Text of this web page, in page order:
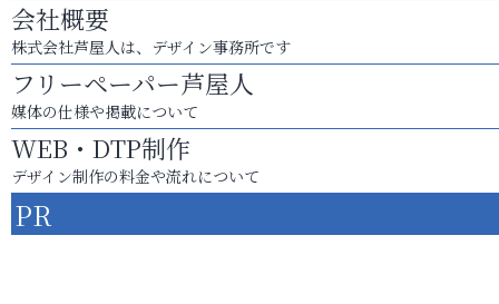
会社概要
株式会社芦屋人は、デザイン事務所です
フリーペーパー芦屋人
媒体の仕様や掲載について
WEB・DTP制作
デザイン制作の料金や流れについて
PR